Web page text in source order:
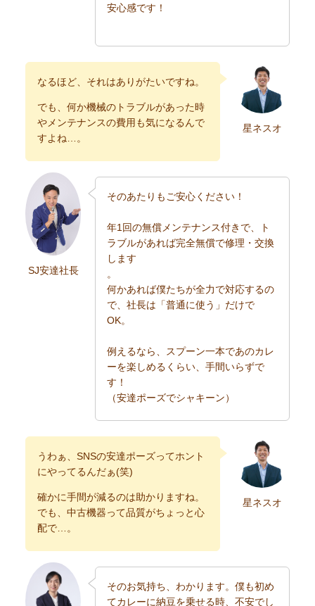
安心感です！
なるほど、それはありがたいですね。
でも、何か機械のトラブルがあった時
やメンテナンスの費用も気になるんで
すよね…。
星ネスオ
SJ安達社長
そのあたりもご安心ください！
年1回の無償メンテナンス付きで、ト
ラブルがあれば完全無償で修理・交換
します
。
何かあれば僕たちが全力で対応するの
で、社長は「普通に使う」だけで
OK。
例えるなら、スプーン一本であのカレ
ーを楽しめるくらい、手間いらずで
す！
（安達ポーズでシャキーン）
うわぁ、SNSの安達ポーズってホント
にやってるんだぁ(笑)
確かに手間が減るのは助かりますね。
でも、中古機器って品質がちょっと心
配で…。
星ネスオ
そのお気持ち、わかります。僕も初め
てカレーに納豆を乗せる時、不安でし